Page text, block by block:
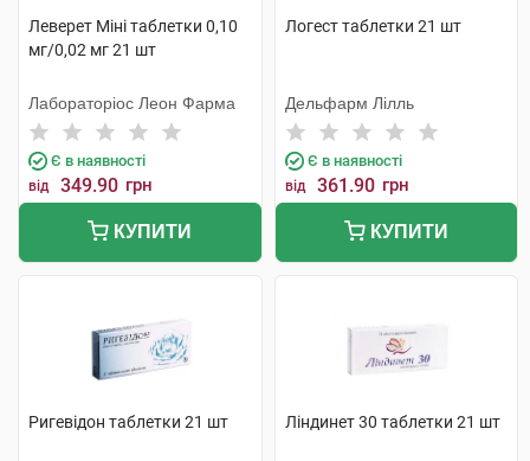
Леверет Міні таблетки 0,10
мг/0,02 мг 21 шт
Лабораторіос Леон Фарма
Є в наявності
від 349.90 грн
КУПИТИ
Логест таблетки 21 шт
Дельфарм Лілль
Є в наявності
від 361.90 грн
КУПИТИ
Ригевідон таблетки 21 шт Ліндинет 30 таблетки 21 шт